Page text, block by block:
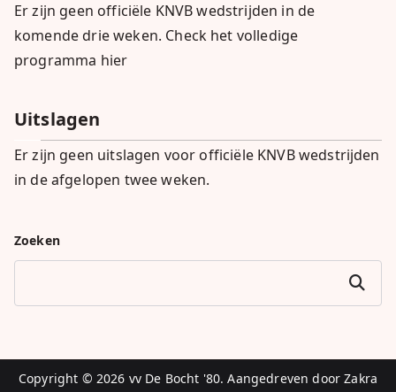
Er zijn geen officiële KNVB wedstrijden in de
komende drie weken. Check het volledige
programma hier
Uitslagen
Er zijn geen uitslagen voor officiële KNVB wedstrijden
in de afgelopen twee weken.
Zoeken
Zoeken
Copyright © 2026 vv De Bocht '80. Aangedreven doorZakra